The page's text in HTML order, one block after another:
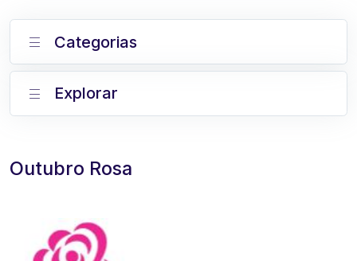
Outubro Rosa
Categorias
Explorar